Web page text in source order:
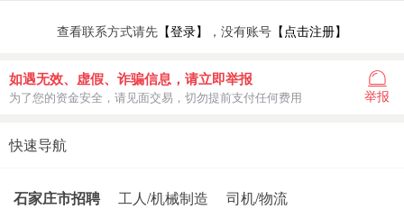
查看联系方式请先 【登录】 ，没有账号 【点击注册】
如遇无效、虚假、诈骗信息，请立即举报
为了您的资金安全，请见面交易，切勿提前支付任何费用 举报
快速导航
石家庄市招聘 工人/机械制造
司机/物流